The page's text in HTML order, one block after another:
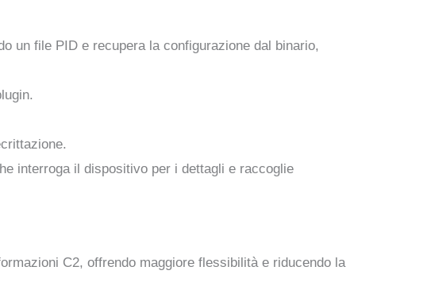
un file PID e recupera la configurazione dal binario,
interroga il dispositivo per i dettagli e raccoglie
C2, offrendo maggiore flessibilità e riducendo la